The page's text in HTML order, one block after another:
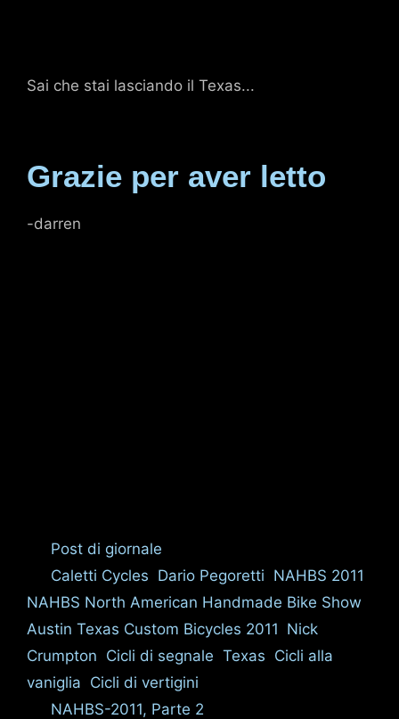
Sai che stai lasciando il Texas...
Grazie per aver letto
-darren
Categorie
Post di giornale
Tag
Caletti Cycles Dario Pegoretti NAHBS 2011
NAHBS North American Handmade Bike Show
Austin Texas Custom Bicycles 2011 Nick
Crumpton Cicli di segnale Texas Cicli alla
vaniglia Cicli di vertigini
NAHBS-2011, Parte 2